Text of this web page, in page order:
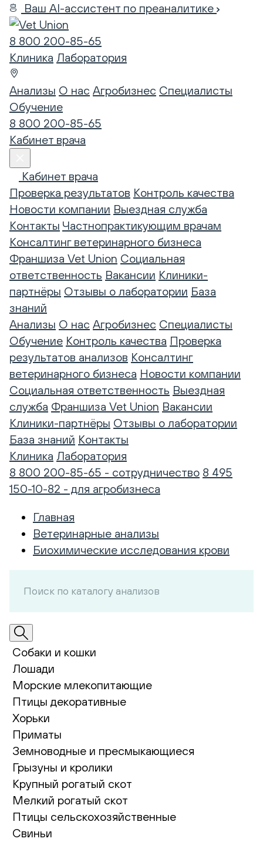
Ваш AI-ассистент по преаналитике
8 800 200-85-65
Клиника Лаборатория
Анализы О нас Агробизнес Специалисты
Обучение
8 800 200-85-65
Кабинет врача
Кабинет врача
Проверка результатов Контроль качества
Новости компании Выездная служба
Контакты Частнопрактикующим врачам
Консалтинг ветеринарного бизнеса
Франшиза Vet Union Социальная
ответственность Вакансии Клиники-
партнёры Отзывы о лаборатории База
знаний
Анализы О нас Агробизнес Специалисты
Обучение Контроль качества Проверка
результатов анализов Консалтинг
ветеринарного бизнеса Новости компании
Социальная ответственность Выездная
служба Франшиза Vet Union Вакансии
Клиники-партнёры Отзывы о лаборатории
База знаний Контакты
Клиника Лаборатория
8 800 200-85-65 - сотрудничество 8 495
150-10-82 - для агробизнеса
Главная
Ветеринарные анализы
Биохимические исследования крови
Собаки и кошки
Лошади
Морские млекопитающие
Птицы декоративные
Хорьки
Приматы
Земноводные и пресмыкающиеся
Грызуны и кролики
Крупный рогатый скот
Мелкий рогатый скот
Птицы сельскохозяйственные
Свиньи